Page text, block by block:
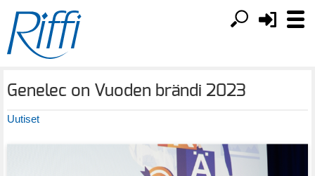
Genelec on Vuoden brändi 2023
Uutiset